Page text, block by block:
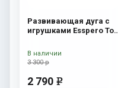
Развивающая дуга с
игрушками Esspero Toy
Elephant
3 300 р
2 790 e
В наличии